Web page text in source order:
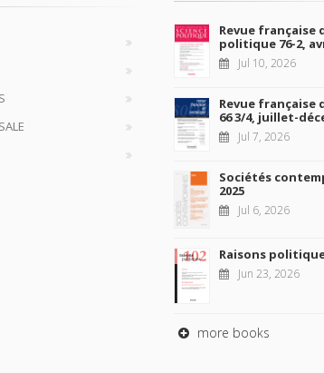
Revue française
politique 76-2,
Jul 10, 2026
Revue française
66 3/4, juillet-
Jul 7, 2026
Sociétés
2025
Jul 6, 2026
Raisons
Jun 23, 2026
more books